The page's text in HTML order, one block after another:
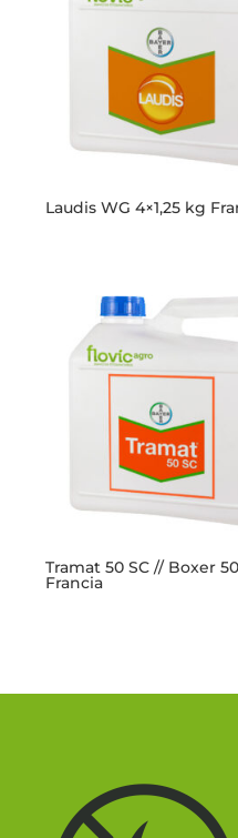
Laudis WG 4×1,25 kg
Tramat 50 SC // Boxer
Francia